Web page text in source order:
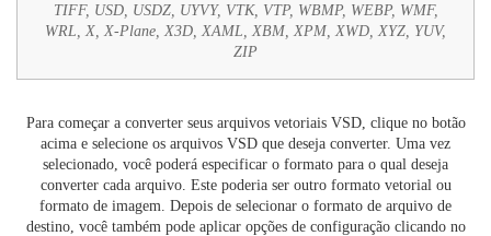
TIFF, USD, USDZ, UYVY, VTK, VTP, WBMP, WEBP, WMF,
WRL, X, X-Plane, X3D, XAML, XBM, XPM, XWD, XYZ, YUV,
ZIP
Para começar a converter seus arquivos vetoriais VSD, clique no botão
acima e selecione os arquivos VSD que deseja converter. Uma vez
selecionado, você poderá especificar o formato para o qual deseja
converter cada arquivo. Este poderia ser outro formato vetorial ou
formato de imagem. Depois de selecionar o formato de arquivo de
destino, você também pode aplicar opções de configuração clicando no